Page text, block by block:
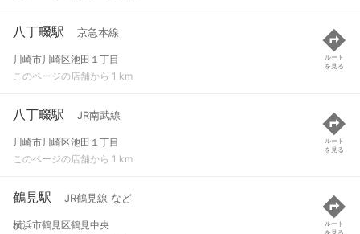
八丁畷駅 京急本線
川崎市川崎区池田１丁目
このページの店舗から 1 km
ルート
を見る
八丁畷駅 JR南武線
川崎市川崎区池田１丁目
このページの店舗から 1 km
ルート
を見る
鶴見駅 JR鶴見線 など
横浜市鶴見区鶴見中央
ルート